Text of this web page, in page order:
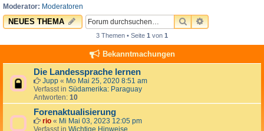
Moderator: Moderatoren
NEUES THEMA SUCHEERWEITERTE
3 Themen • Seite 1 von 1
Bekanntmachungen
Die Landessprache lernen
Jupp « Mo Mai 25, 2020 8:51 am
Verfasst in Südamerika: Paraguay
Antworten: 10
Forenaktualisierung
rio « Mi Mai 03, 2023 12:05 pm